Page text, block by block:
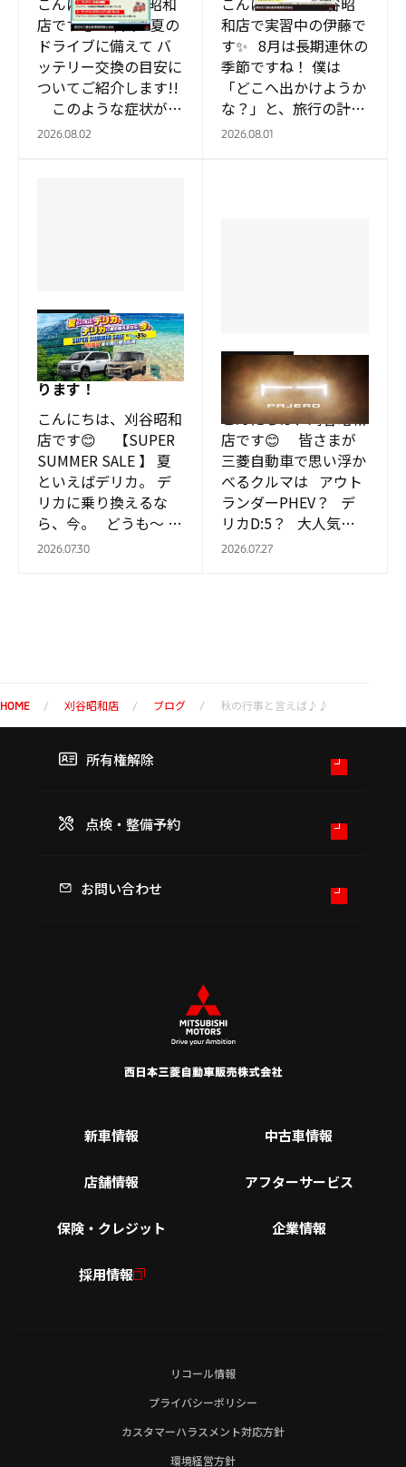
店です😊 今回は夏の
ドライブに備えて バ
ッテリー交換の目安に
ついてご紹介します!!
このような症状が見
られる場合は、 バッ
2026.08.02
和店で実習中の伊藤で
す✨ 8月は長期連休の
季節ですね！ 僕は
「どこへ出かけようか
な？」と、旅行の計画
を立てている最中です
2026.08.01
8月より SUPER
SUMMER SALEはじま
ります！
刈谷昭和店
こんにちは、刈谷昭和
店です😊 【SUPER
SUMMER SALE 】 夏
といえばデリカ。 デ
リカに乗り換えるな
ら、今。 どうも～ 実
習生の周です。 酷暑が
2026.07.30
～パジェロ復活へ～
刈谷昭和店
こんにちは、刈谷昭和
店です😊 皆さまが
三菱自動車で思い浮か
べるクルマは アウト
ランダーPHEV？ デ
リカD:5？ 大人気の
デリカミ…
2026.07.27
HOME 刈谷昭和店 ブログ 秋の行事と言えば♪♪
所有権解除
点検・整備予約
お問い合わせ
新車情報 中古車情報
店舗情報 アフターサービス
保険・クレジット 企業情報
採用情報
リコール情報
プライバシーポリシー
カスタマーハラスメント対応方針
環境経営方針